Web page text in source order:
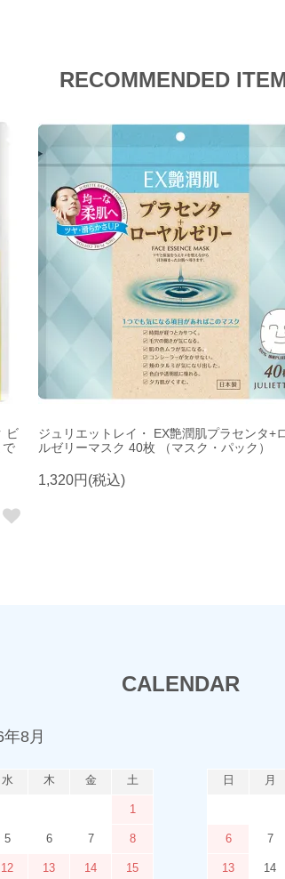
RECOMMENDED
ビ
で
ジュリエットレイ・ EX艶潤肌プラセンタ+
ルゼリーマスク 40枚 （マスク・パック）
1,320円(税込)
CALENDAR
8月
水 木 金 土
1
5 6 7 8
12 13 14 15
日 月
6 7
13 14